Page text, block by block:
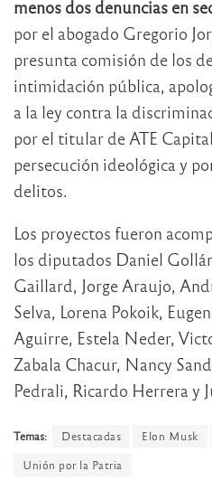
menos dos denuncias en
por el abogado Gregorio
presunta comisión de los
intimidación pública,
a la ley contra la
por el titular de ATE
persecución ideológica y
delitos.
Los proyectos fueron
los diputados Daniel
Gaillard, Jorge Araujo,
Selva, Lorena Pokoik,
Aguirre, Estela Neder,
Zabala Chacur, Nancy
Pedrali, Ricardo Herrera y
Temas: Destacadas Elon Musk
Unión por la Patria